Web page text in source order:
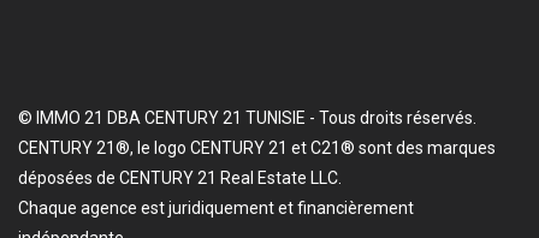
© IMMO 21 DBA CENTURY 21 TUNISIE - Tous droits réservés.
CENTURY 21®, le logo CENTURY 21 et C21® sont des marques
déposées de CENTURY 21 Real Estate LLC.
Chaque agence est juridiquement et financièrement